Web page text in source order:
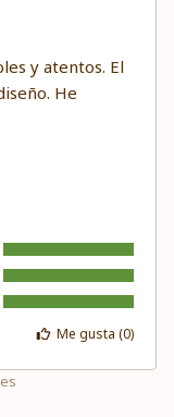
y atentos. El
He
Me gusta (0)